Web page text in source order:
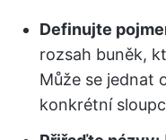
Definujte
rozsah buněk,
Může se jednat
konkrétní